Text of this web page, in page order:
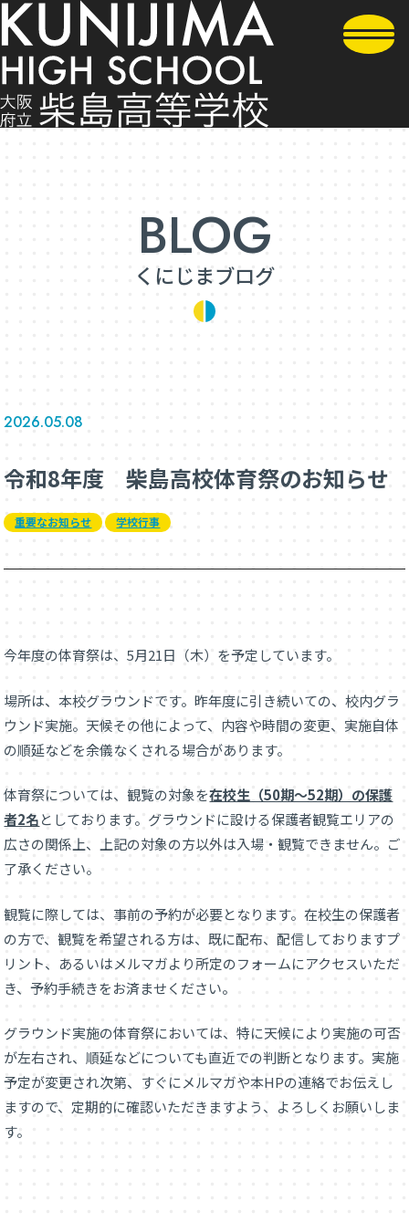
くにじまブログ
2026.05.08
令和8年度 柴島高校体育祭のお知らせ
重要なお知らせ 学校行事
今年度の体育祭は、5月21日（木）を予定しています。
場所は、本校グラウンドです。昨年度に引き続いての、校内グラ
ウンド実施。天候その他によって、内容や時間の変更、実施自体
の順延などを余儀なくされる場合があります。
体育祭については、観覧の対象を在校生（50期～52期）の保護
者2名としております。グラウンドに設ける保護者観覧エリアの
広さの関係上、上記の対象の方以外は入場・観覧できません。ご
了承ください。
観覧に際しては、事前の予約が必要となります。在校生の保護者
の方で、観覧を希望される方は、既に配布、配信しておりますプ
リント、あるいはメルマガより所定のフォームにアクセスいただ
き、予約手続きをお済ませください。
グラウンド実施の体育祭においては、特に天候により実施の可否
が左右され、順延などについても直近での判断となります。実施
予定が変更され次第、すぐにメルマガや本HPの連絡でお伝えし
ますので、定期的に確認いただきますよう、よろしくお願いしま
す。